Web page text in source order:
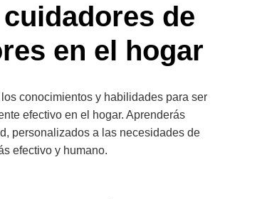
de
en el hogar
conocimientos y habilidades para ser
efectivo en el hogar. Aprenderás
personalizados a las necesidades de
efectivo y humano.